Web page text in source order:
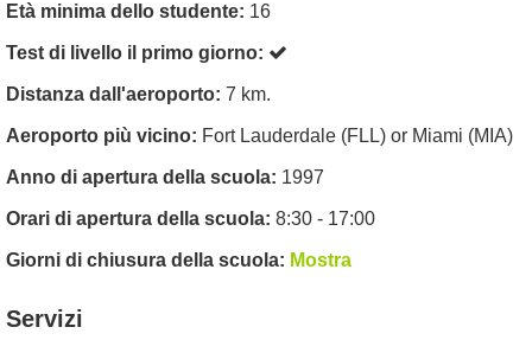
Età minima dello studente: 16
Test di livello il primo giorno:
Distanza dall'aeroporto: 7 km.
Aeroporto più vicino: Fort Lauderdale (FLL) or Miami (MIA)
Anno di apertura della scuola: 1997
Orari di apertura della scuola: 8:30 - 17:00
Giorni di chiusura della scuola: Mostra
Servizi